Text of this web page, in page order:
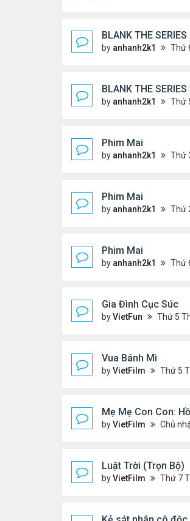
BLANK THE
by anhanh2k1 Thứ 6
BLANK THE SERIES
by anhanh2k1 Thứ 5
Phim Mai
by anhanh2k1 Thứ 3
Phim Mai
by anhanh2k1 Thứ 2
Phim Mai
by anhanh2k1 Thứ 6
Gia Đình Cục Súc
byVietFun Thứ 5
Vua Bánh Mì
byVietFilm Thứ 5
Mẹ Mẹ Con Con:
byVietFilm Chủ nhật
Luật Trời (Trọn Bộ)
byVietFilm Thứ 7